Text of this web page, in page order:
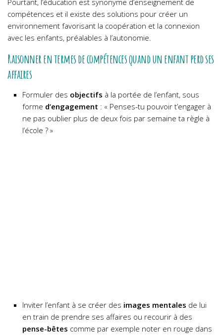
Pourtant, l’éducation est synonyme d’enseignement de
compétences et il existe des solutions pour créer un
environnement favorisant la coopération et la connexion
avec les enfants, préalables à l’autonomie.
Raisonner en termes de compétences quand un enfant perd ses
affaires
Formuler des objectifs à la portée de l’enfant, sous
forme d’engagement : « Penses-tu pouvoir t’engager à
ne pas oublier plus de deux fois par semaine ta règle à
l’école ? »
Inviter l’enfant à se créer des images mentales de lui
en train de prendre ses affaires ou recourir à des
pense-bêtes comme par exemple noter en rouge dans